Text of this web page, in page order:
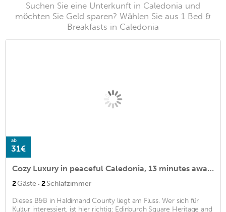
Suchen Sie eine Unterkunft in Caledonia und
möchten Sie Geld sparen? Wählen Sie aus 1 Bed &
Breakfasts in Caledonia
ab
31€
Cozy Luxury in peaceful Caledonia, 13 minutes away from Hamilton Airport
2Gäste · 2Schlafzimmer
Dieses B&B in Haldimand County liegt am Fluss. Wer sich für
Kultur interessiert, ist hier richtig: Edinburgh Square Heritage and